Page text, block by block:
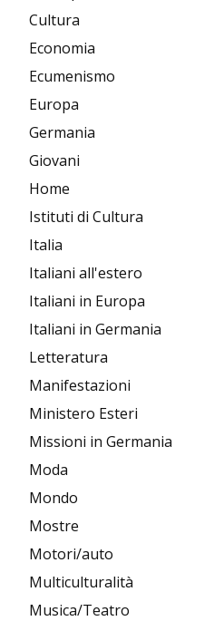
Cultura
Economia
Ecumenismo
Europa
Germania
Giovani
Home
Istituti di Cultura
Italia
Italiani all'estero
Italiani in Europa
Italiani in Germania
Letteratura
Manifestazioni
Ministero Esteri
Missioni in Germania
Moda
Mondo
Mostre
Motori/auto
Multiculturalità
Musica/Teatro